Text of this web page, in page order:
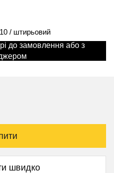
/ штирьовий
до замовлення або з
швидко